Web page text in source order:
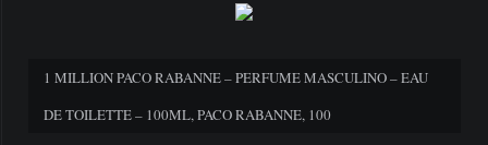
1 MILLION PACO RABANNE – PERFUME MASCULINO – EAU
DE TOILETTE – 100ML, PACO RABANNE, 100